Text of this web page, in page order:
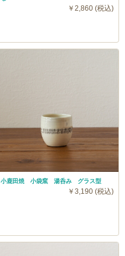
￥2,860 (税込)
小鹿田焼 小袋窯 湯呑み グラス型
￥3,190 (税込)